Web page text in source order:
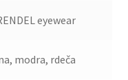
eyewear
modra, rdeča